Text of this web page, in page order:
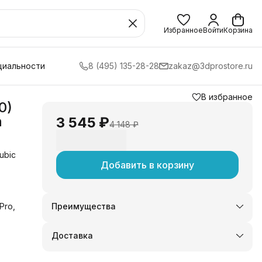
ИзбранноеВойтиКорзина
8 (495) 135-28-28 zakaz@3dprostore.ru
В избранное
3 545 ₽4 148 ₽
Добавить в корзину
Преимущества
Оплата частями в Сплит
Удобный возврат
Доставка